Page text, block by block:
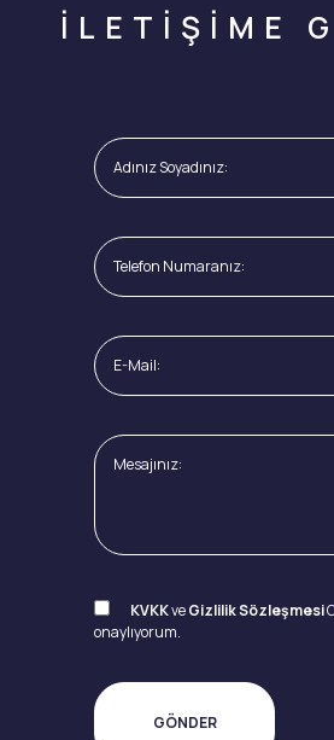
İLETİŞİME
KVKKveGizlilik Sözleşmesi
onaylıyorum.